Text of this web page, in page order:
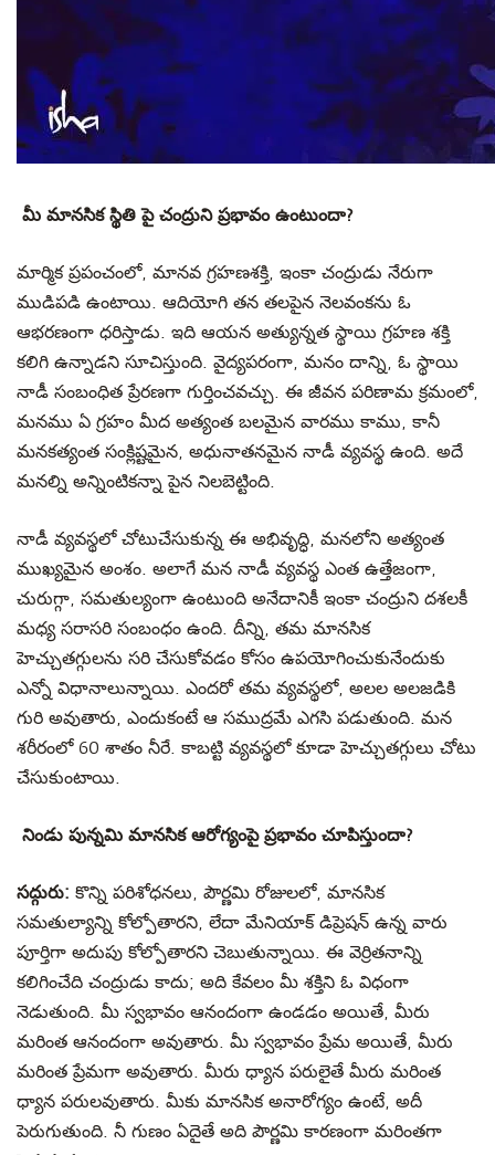
మీ మానసిక స్థితి పై చంద్రుని ప్రభావం ఉంటుందా?
మార్మిక ప్రపంచంలో, మానవ గ్రహణశక్తి, ఇంకా చంద్రుడు నేరుగా
ముడిపడి ఉంటాయి. ఆదియోగి తన తలపైన నెలవంకను ఓ
ఆభరణంగా ధరిస్తాడు. ఇది ఆయన అత్యున్నత స్థాయి గ్రహణ శక్తి
కలిగి ఉన్నాడని సూచిస్తుంది. వైద్యపరంగా, మనం దాన్ని, ఓ స్థాయి
నాడీ సంబంధిత ప్రేరణగా గుర్తించవచ్చు. ఈ జీవన పరిణామ క్రమంలో,
మనము ఏ గ్రహం మీద అత్యంత బలమైన వారము కాము, కానీ
మనకత్యంత సంక్లిష్టమైన, అధునాతనమైన నాడీ వ్యవస్థ ఉంది. అదే
మనల్ని అన్నింటికన్నా పైన నిలబెట్టింది.
నాడీ వ్యవస్థలో చోటుచేసుకున్న ఈ అభివృద్ధి, మనలోని అత్యంత
ముఖ్యమైన అంశం. అలాగే మన నాడీ వ్యవస్థ ఎంత ఉత్తేజంగా,
చురుగ్గా, సమతుల్యంగా ఉంటుంది అనేదానికీ ఇంకా చంద్రుని దశలకీ
మధ్య సరాసరి సంబంధం ఉంది. దీన్ని, తమ మానసిక
హెచ్చుతగ్గులను సరి చేసుకోవడం కోసం ఉపయోగించుకునేందుకు
ఎన్నో విధానాలున్నాయి. ఎందరో తమ వ్యవస్థలో, అలల అలజడికి
గురి అవుతారు, ఎందుకంటే ఆ సముద్రమే ఎగసి పడుతుంది. మన
శరీరంలో 60 శాతం నీరే. కాబట్టి వ్యవస్థలో కూడా హెచ్చుతగ్గులు చోటు
చేసుకుంటాయి.
నిండు పున్నమి మానసిక ఆరోగ్యంపై ప్రభావం చూపిస్తుందా?
సద్గురు: కొన్ని పరిశోధనలు, పౌర్ణమి రోజులలో, మానసిక
సమతుల్యాన్ని కోల్పోతారని, లేదా మేనియాక్ డిప్రెషన్ ఉన్న వారు
పూర్తిగా అదుపు కోల్పోతారని చెబుతున్నాయి. ఈ వెర్రితనాన్ని
కలిగించేది చంద్రుడు కాదు; అది కేవలం మీ శక్తిని ఓ విధంగా
నెడుతుంది. మీ స్వభావం ఆనందంగా ఉండడం అయితే, మీరు
మరింత ఆనందంగా అవుతారు. మీ స్వభావం ప్రేమ అయితే, మీరు
మరింత ప్రేమగా అవుతారు. మీరు ధ్యాన పరులైతే మీరు మరింత
ధ్యాన పరులవుతారు. మీకు మానసిక అనారోగ్యం ఉంటే, అదీ
పెరుగుతుంది. నీ గుణం ఏదైతే అది పౌర్ణమి కారణంగా మరింతగా